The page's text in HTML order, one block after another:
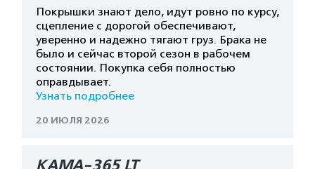
Покрышки знают дело, идут ровно по курсу,
сцепление с дорогой обеспечивают,
уверенно и надежно тягают груз. Брака не
было и сейчас второй сезон в рабочем
состоянии. Покупка себя полностью
оправдывает.
Узнать подробнее
20 ИЮЛЯ 2026